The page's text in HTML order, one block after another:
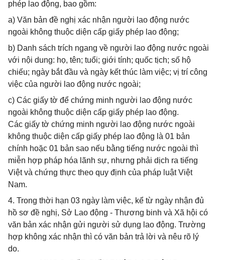
phép lao động, bao gồm:
a) Văn bản đề nghị xác nhận người lao động nước
ngoài không thuộc diện cấp giấy phép lao động;
b) Danh sách trích ngang về người lao động nước ngoài
với nội dung: họ, tên; tuổi; giới tính; quốc tịch; số hộ
chiếu; ngày bắt đầu và ngày kết thúc làm việc; vị trí công
việc của người lao động nước ngoài;
c) Các giấy tờ để chứng minh người lao động nước
ngoài không thuộc diện cấp giấy phép lao động.
Các giấy tờ chứng minh người lao động nước ngoài
không thuộc diện cấp giấy phép lao động là 01 bản
chính hoặc 01 bản sao nếu bằng tiếng nước ngoài thì
miễn hợp pháp hóa lãnh sự, nhưng phải dịch ra tiếng
Việt và chứng thực theo quy định của pháp luật Việt
Nam.
4. Trong thời hạn 03 ngày làm việc, kể từ ngày nhận đủ
hồ sơ đề nghị, Sở Lao động - Thương binh và Xã hội có
văn bản xác nhận gửi người sử dụng lao động. Trường
hợp không xác nhận thì có văn bản trả lời và nêu rõ lý
do.